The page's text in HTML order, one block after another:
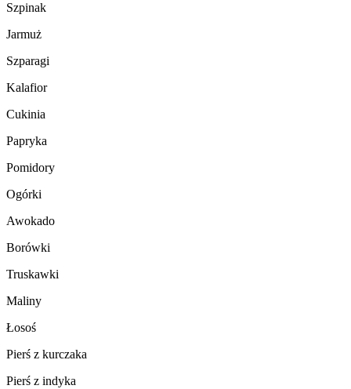
Szpinak
Jarmuż
Szparagi
Kalafior
Cukinia
Papryka
Pomidory
Ogórki
Awokado
Borówki
Truskawki
Maliny
Łosoś
Pierś z kurczaka
Pierś z indyka